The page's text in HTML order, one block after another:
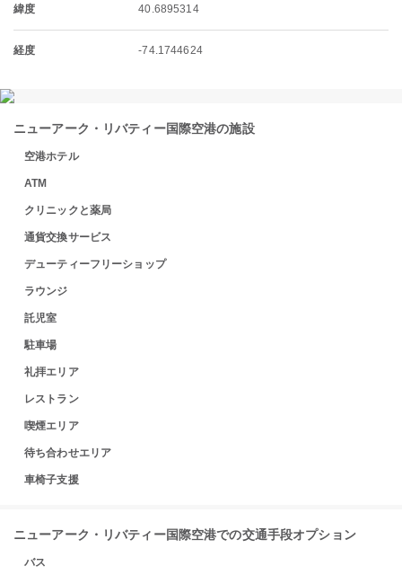
緯度 40.6895314
経度 -74.1744624
ニューアーク・リバティー国際空港の施設
空港ホテル
ATM
クリニックと薬局
通貨交換サービス
デューティーフリーショップ
ラウンジ
託児室
駐車場
礼拝エリア
レストラン
喫煙エリア
待ち合わせエリア
車椅子支援
ニューアーク・リバティー国際空港での交通手段オプション
バス